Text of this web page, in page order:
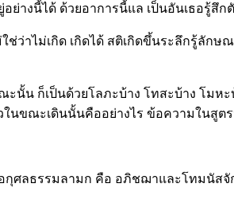
างนี้ได้ ด้วยอาการนี้แล เป็นอันเธอรู้สึกตั
ว่าไม่เกิด เกิดได้ สติเกิดขึ้นระลึกรู้ลั
น ก็เป็นด้วยโลภะบ้าง โทสะบ้าง โมห
นขณะเดินนั้นคืออย่างไร ข้อความในสูต
ลธรรมลามก คือ อภิชฌาและโทมนัสจั